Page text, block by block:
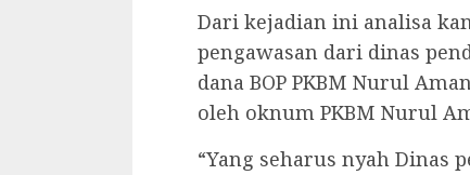
Dari kejadian ini analisa
pengawasan dari dinas
dana BOP PKBM Nurul
oleh oknum PKBM Nurul
“Yang seharus nyah Dinas